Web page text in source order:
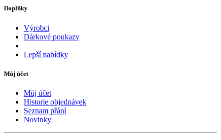
Doplňky
Výrobci
Dárkové poukazy
Lepší nabídky
Můj účet
Můj účet
Historie objednávek
Seznam přání
Novinky